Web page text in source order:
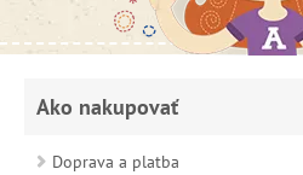
Ako nakupovať
Doprava a platba